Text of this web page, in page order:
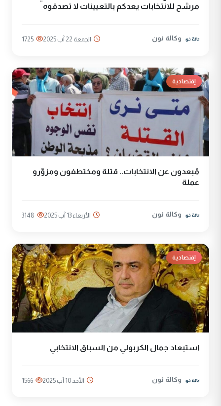
مرشح للانتخابات يعدكم بالتعيينات لا تصدقوه
وكالة نون الجمعة 22 آب 2025 1725
إقتصادية
مُبعدون عن الانتخابات.. قتلة ومختطفون ومزوّرو
عملة
وكالة نون الأربعاء 13 آب 2025 3148
إقتصادية
استبعاد جمال الكربولي من السباق الانتخابي
وكالة نون الأحد 10 آب 2025 1566